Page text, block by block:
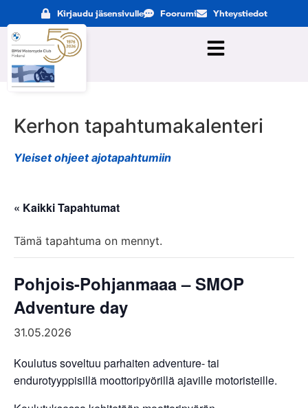
Kirjaudu jäsensivulle Foorumi Yhteystiedot
Kerhon tapahtumakalenteri
Yleiset ohjeet ajotapahtumiin
« Kaikki Tapahtumat
Tämä tapahtuma on mennyt.
Pohjois-Pohjanmaaa – SMOP
Adventure day
31.05.2026
Koulutus soveltuu parhaiten adventure- tai
endurotyyppisillä moottoripyörillä ajaville motoristeille.